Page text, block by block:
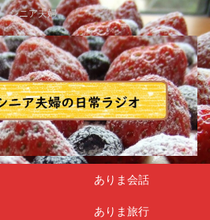
シニア夫婦
ありま会話
ありま旅行